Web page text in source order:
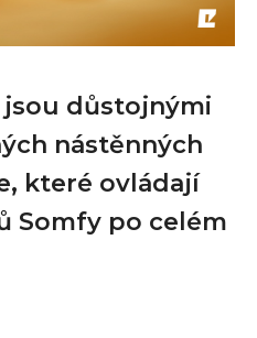
jsou důstojnými
nástěnných
které ovládají
Somfy po celém